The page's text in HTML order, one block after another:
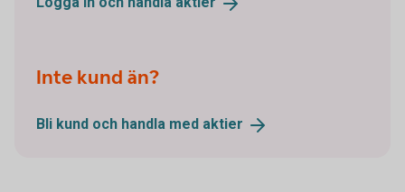
Inte kund än?
Bli kund och handla med aktier